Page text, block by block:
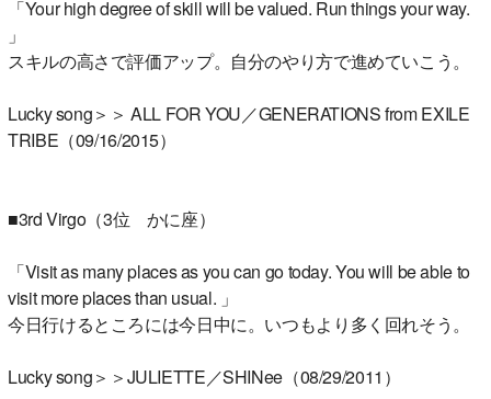
「Your high degree of skill will be valued. Run things your way.
」
スキルの高さで評価アップ。自分のやり方で進めていこう。
Lucky song＞＞ ALL FOR YOU／GENERATIONS from EXILE
TRIBE（09/16/2015）
■3rd Virgo（3位 かに座）
「Visit as many places as you can go today. You will be able to
visit more places than usual. 」
今日行けるところには今日中に。いつもより多く回れそう。
Lucky song＞＞JULIETTE／SHINee（08/29/2011）